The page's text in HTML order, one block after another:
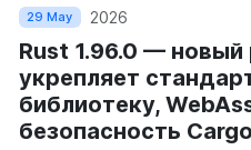
29 May 2026
Rust 1.96.0 — новый
укрепляет
библиотеку,
безопасность Cargo